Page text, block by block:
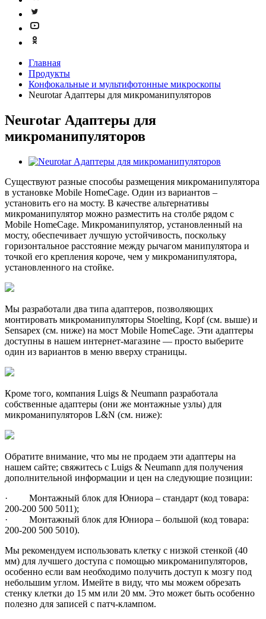
Главная
Продукты
Конфокальные и мультифотонные микроскопы
Neurotar Адаптеры для микроманипуляторов
Neurotar Адаптеры для
микроманипуляторов
Существуют разные способы размещения микроманипулятора
в установке Mobile HomeCage. Один из вариантов –
установить его на мосту. В качестве альтернативы
микроманипулятор можно разместить на столбе рядом с
Mobile HomeCage. Микроманипулятор, установленный на
мосту, обеспечивает лучшую устойчивость, поскольку
горизонтальное расстояние между рычагом манипулятора и
точкой его крепления короче, чем у микроманипулятора,
установленного на стойке.
Мы разработали два типа адаптеров, позволяющих
монтировать микроманипуляторы Stoelting, Kopf (см. выше) и
Sensapex (см. ниже) на мост Mobile HomeCage. Эти адаптеры
доступны в нашем интернет-магазине — просто выберите
один из вариантов в меню вверху страницы.
Кроме того, компания Luigs & Neumann разработала
собственные адаптеры (они же монтажные узлы) для
микроманипуляторов L&N (см. ниже):
Обратите внимание, что мы не продаем эти адаптеры на
нашем сайте; свяжитесь с Luigs & Neumann для получения
дополнительной информации и цен на следующие позиции:
· Монтажный блок для Юниора – стандарт (код товара:
200-200 500 5011);
· Монтажный блок для Юниора – большой (код товара:
200-200 500 5010).
Мы рекомендуем использовать клетку с низкой стенкой (40
мм) для лучшего доступа с помощью микроманипуляторов,
особенно если вам необходимо получить доступ к мозгу под
небольшим углом. Имейте в виду, что мы можем обрезать
стенку клетки до 15 мм или 20 мм. Это может быть особенно
полезно для записей с патч-клампом.